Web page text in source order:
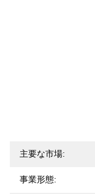
主要な市場:
事業形態: